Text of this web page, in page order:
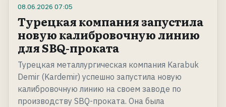
08.06.2026 07:05
Турецкая компания запустила
новую калибровочную линию
для SBQ-проката
Турецкая металлургическая компания Karabuk
Demir (Kardemir) успешно запустила новую
калибровочную линию на своем заводе по
производству SBQ-проката. Она была